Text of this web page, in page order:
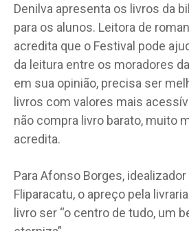
Denilva apresenta os livros da
para os alunos. Leitora de
acredita que o Festival pode
da leitura entre os moradores
em sua opinião, precisa ser
livros com valores mais
não compra livro barato, muito
acredita.
Para Afonso Borges,
Fliparacatu, o apreço pela
livro ser “o centro de tudo, um